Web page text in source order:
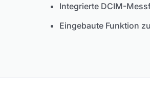
Integrierte DCIM-
Eingebaute Funktion